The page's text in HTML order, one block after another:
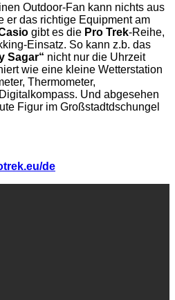
Outdoor-Fan kann nichts aus
er das richtige Equipment am
gibt es die Pro Trek-Reihe,
Einsatz. So kann z.b. das
Sagar“ nicht nur die Uhrzeit
wie eine kleine Wetterstation
Thermometer,
Und abgesehen
Figur im Großstadtdschungel
de